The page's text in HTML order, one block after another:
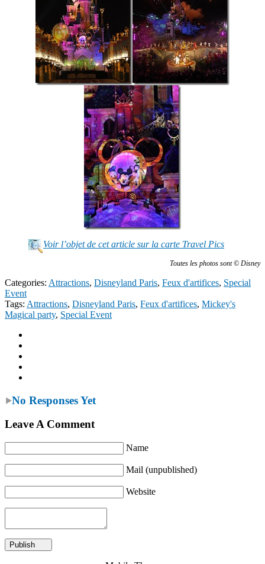
Voir l’objet de cet article sur la carte Travel Pics
Toutes les photos sont © Disney
Categories: Attractions, Disneyland Paris, Feux d'artifices, Special
Event
Tags: Attractions, Disneyland Paris, Feux d'artifices, Mickey's
Magical party, Special Event
No Responses Yet
Leave A Comment
Name
Mail (unpublished)
Website